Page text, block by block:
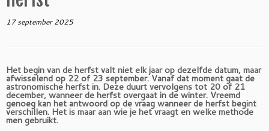
17 september 2025
Het begin van de herfst valt niet elk jaar op dezelfde datum, maar
afwisselend op 22 of 23 september. Vanaf dat moment gaat de
astronomische herfst in. Deze duurt vervolgens tot 20 of 21
december, wanneer de herfst overgaat in de winter. Vreemd
genoeg kan het antwoord op de vraag wanneer de herfst begint
verschillen. Het is maar aan wie je het vraagt en welke methode
men gebruikt.